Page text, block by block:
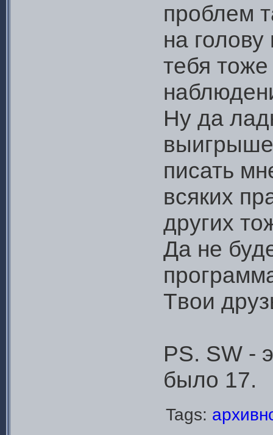
проблем
на
тебя
Ну да
писать
всяких
других
Да не
Tвои
PS. SW -
было 17.
Tags: